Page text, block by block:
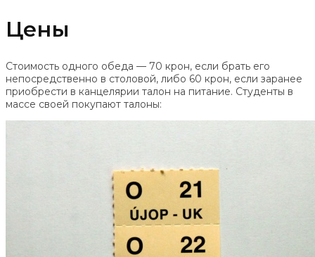
Цены
Стоимость одного обеда — 70 крон, если брать его
непосредственно в столовой, либо 60 крон, если заранее
приобрести в канцелярии талон на питание. Студенты в
массе своей покупают талоны: